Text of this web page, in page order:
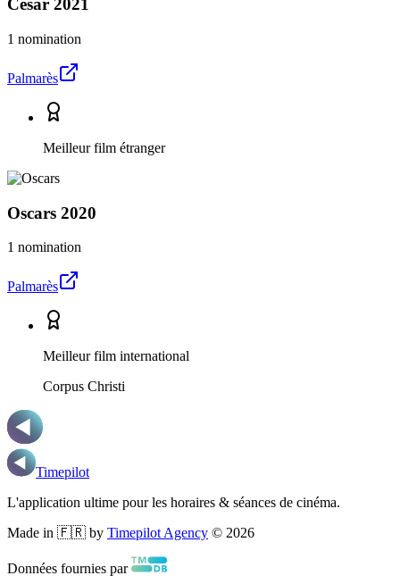
César 2021
1 nomination
Palmarès
Meilleur film étranger
Oscars 2020
1 nomination
Palmarès
Meilleur film international
Corpus Christi
Timepilot
L'application ultime pour les horaires & séances de cinéma.
Made in 🇫🇷 by Timepilot Agency © 2026
Données fournies par